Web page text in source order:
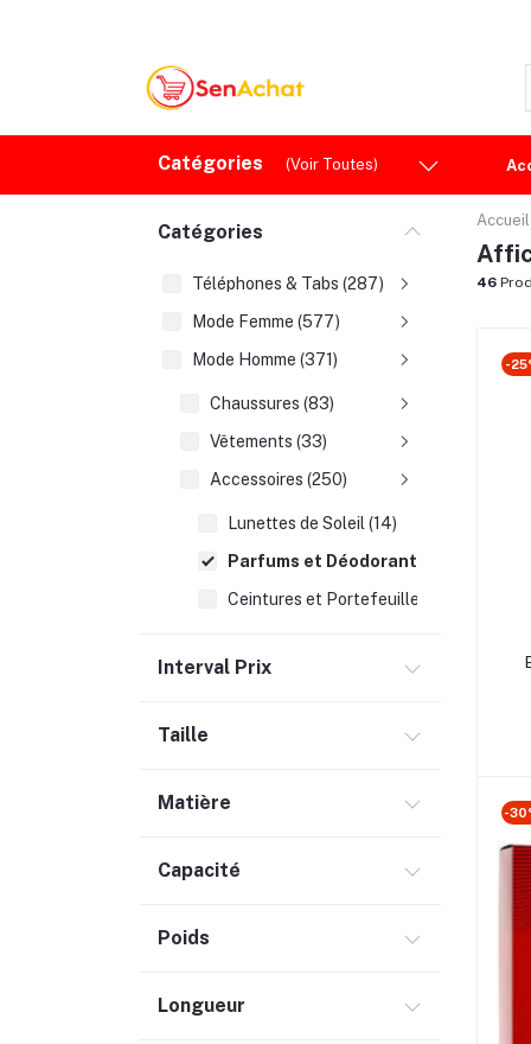
Catégories (Voir Toutes)
Catégories
Téléphones & Tabs (287)
Mode Femme (577)
Mode Homme (371)
Chaussures (83)
Vêtements (33)
Accessoires (250)
Lunettes de Soleil (14)
Parfums et Déodorants (46)
Ceintures et Portefeuilles (3)
Chapeaux et Casquettes (2)
Informatiques (342)
Électroniques (109)
Interval Prix
Taille
Matière
Capacité
Poids
Longueur
Accueil
46
-
-